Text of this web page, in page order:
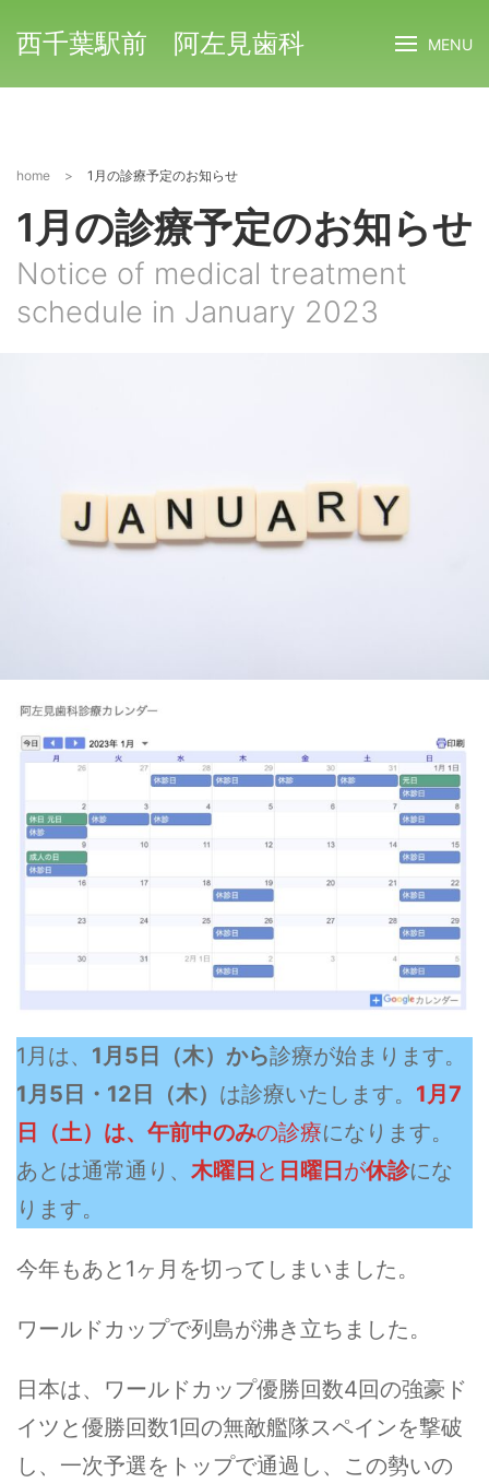
西千葉駅前 阿左見歯科 MENU
home > 1月の診療予定のお知らせ
1月の診療予定のお知らせ
Notice of medical treatment
schedule in January 2023
1月は、 1月5日（木）から診療が始まります。
1月5日・12日（木） は診療いたします。 1月7
日（土）は、午前中のみの診療になります。
あとは通常通り、 木曜日 と 日曜日 が休診にな
ります。
今年もあと1ヶ月を切ってしまいました。
ワールドカップで列島が沸き立ちました。
日本は、ワールドカップ優勝回数4回の強豪ド
イツと優勝回数1回の無敵艦隊スペインを撃破
し、一次予選をトップで通過し、この勢いの